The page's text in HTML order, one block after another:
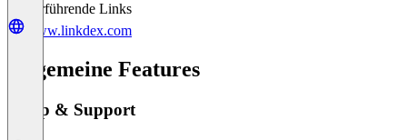
Weiterführende Links
www.linkdex.com
Allgemeine Features
Setup & Support